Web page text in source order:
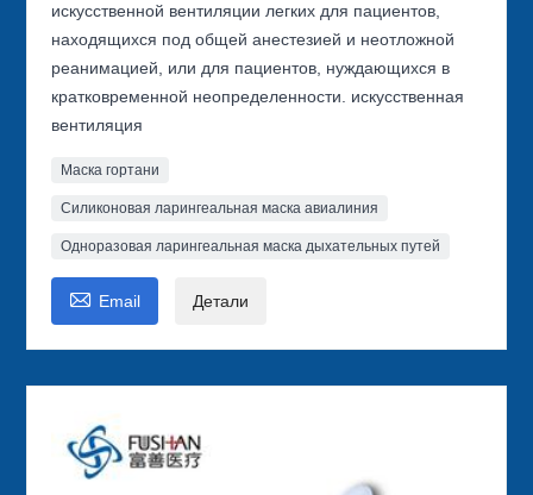
искусственной вентиляции легких для пациентов,
находящихся под общей анестезией и неотложной
реанимацией, или для пациентов, нуждающихся в
кратковременной неопределенности. искусственная
вентиляция
Маска гортани
Силиконовая ларингеальная маска авиалиния
Одноразовая ларингеальная маска дыхательных путей
 Email Детали